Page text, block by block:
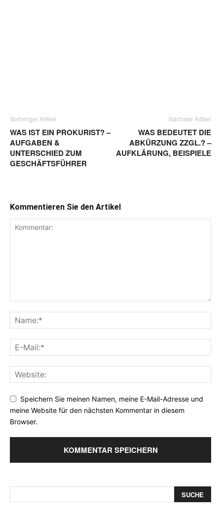
Vorheriger Artikel
WAS IST EIN PROKURIST? –
AUFGABEN &
UNTERSCHIED ZUM
GESCHÄFTSFÜHRER
Nächster Artikel
WAS BEDEUTET DIE
ABKÜRZUNG ZZGL.? –
AUFKLÄRUNG, BEISPIELE
Kommentieren Sie den Artikel
Speichern Sie meinen Namen, meine E-Mail-Adresse und
meine Website für den nächsten Kommentar in diesem
Browser.